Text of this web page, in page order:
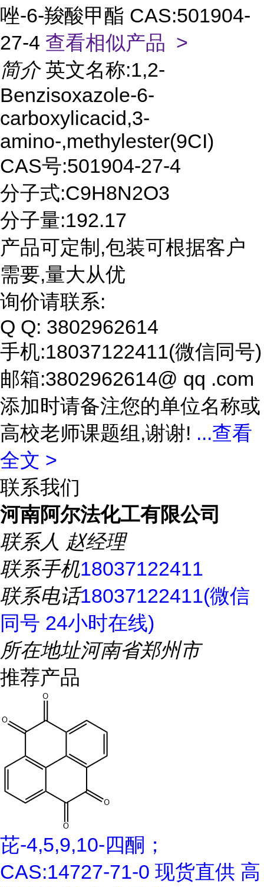
唑-6-羧酸甲酯 CAS:501904-
27-4 查看相似产品 >
简介 英文名称:1,2-
Benzisoxazole-6-
carboxylicacid,3-
amino-,methylester(9CI)
CAS号:501904-27-4
分子式:C9H8N2O3
分子量:192.17
产品可定制,包装可根据客户
需要,量大从优
询价请联系:
Q Q: 3802962614
手机:18037122411(微信同号)
邮箱:3802962614@ qq .com
添加时请备注您的单位名称或
高校老师课题组,谢谢! ...查看
全文 >
联系我们
河南阿尔法化工有限公司
联系人 赵经理
联系手机18037122411
联系电话18037122411(微信
同号 24小时在线)
所在地址河南省郑州市
推荐产品
芘-4,5,9,10-四酮；
CAS:14727-71-0 现货直供 高